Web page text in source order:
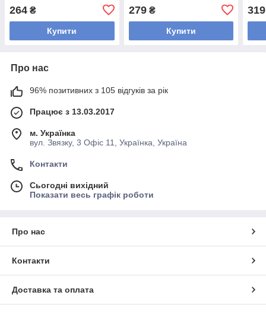
264 ₴
Купити
279₴
Купити
319
Про нас
96% позитивних з 105 відгуків за рік
Працює з 13.03.2017
м. Українка
вул. Звязку, 3 Офіс 11, Українка, Україна
Контакти
Сьогодні вихідний
Показати весь графік роботи
Про нас
Контакти
Доставка та оплата